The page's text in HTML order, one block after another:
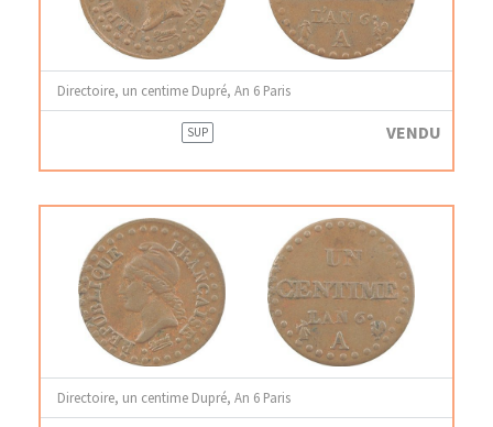
Directoire, un centime Dupré, An 6 Paris
SUP VENDU
Directoire, un centime Dupré, An 6 Paris